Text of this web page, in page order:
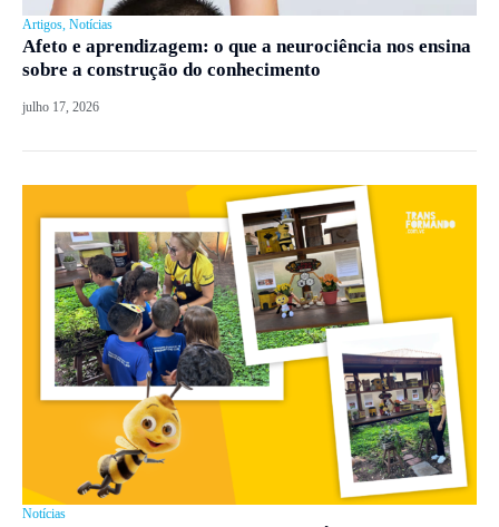
Artigos, Notícias
Afeto e aprendizagem: o que a neurociência nos ensina
sobre a construção do conhecimento
julho 17, 2026
Notícias